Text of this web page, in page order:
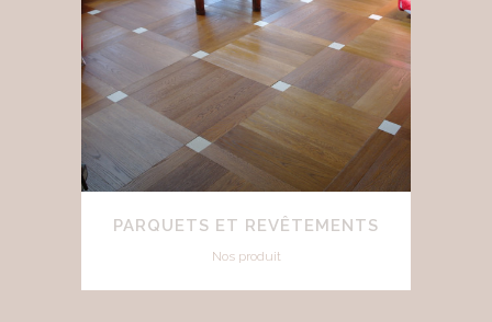
PARQUETS ET REVÊTEMENTS
Nos produit